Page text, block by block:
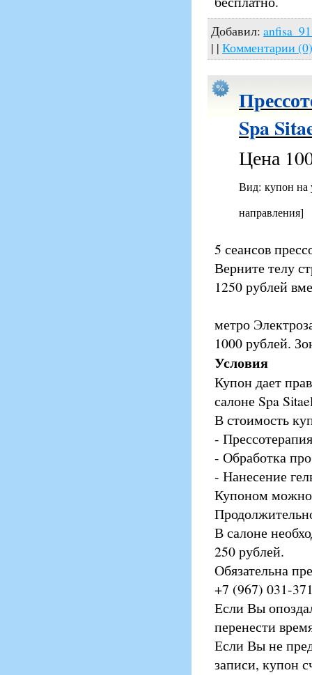
Добавил:
| | Комментарии (0)
Spa
Цена
Вид: купон
направления]
5 сеансов
Верните телу
1250 рублей
метро
1000 рублей.
Условия
Купон дает
салоне Spa
В стоимость
-
- Обработка
- Нанесение
Купоном можно
В салоне
250 рублей.
Обязательна
+7 (967) 031-
Если Вы
перенести
Если Вы не
записи, купон